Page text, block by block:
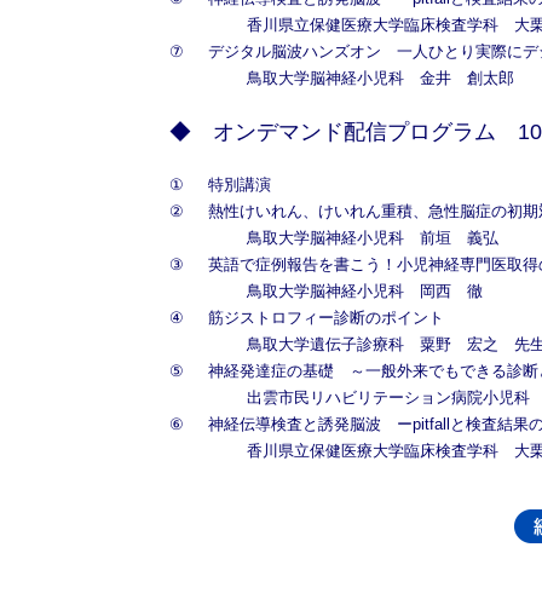
香川県立保健医療大学臨床検査学科
⑦
デジタル脳波ハンズオン 一人ひとり実際に
鳥取大学脳神経小児科 金井 創太郎
◆ オンデマンド配信プログラム 10
①
特別講演
②
熱性けいれん、けいれん重積、急性脳症の初
鳥取大学脳神経小児科 前垣 義弘
③
英語で症例報告を書こう！小児神経専門医取
鳥取大学脳神経小児科 岡西 徹
④
筋ジストロフィー診断のポイント
鳥取大学遺伝子診療科 粟野 宏之 先
⑤
神経発達症の基礎 ～一般外来でもできる診
出雲市民リハビリテーション病院小
⑥
神経伝導検査と誘発脳波 ーpitfallと検査結
香川県立保健医療大学臨床検査学科